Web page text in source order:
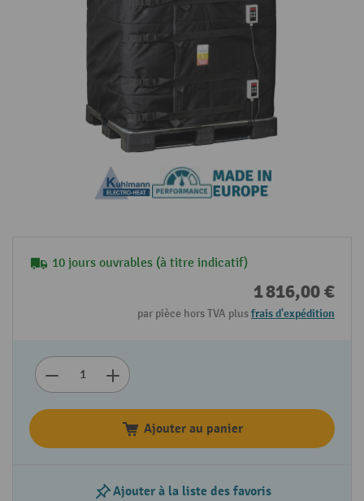
10 jours ouvrables (à titre indicatif)
1 816,00 €
par pièce hors TVA plusfrais d'expédition
Ajouter au panier
Ajouter à la liste des favoris